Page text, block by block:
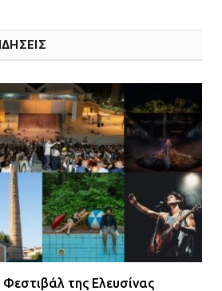
της Ελευσίνας